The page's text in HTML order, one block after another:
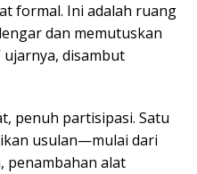
formal. Ini adalah ruang
dan memutuskan
ujarnya, disambut
penuh partisipasi. Satu
usulan—mulai dari
penambahan alat